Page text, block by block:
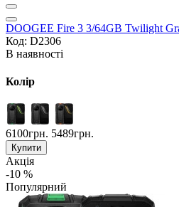
DOOGEE Fire 3 3/64GB Twilight
Код: D2306
В наявності
Колір
6100грн. 5489грн.
Купити
Акція
-10 %
Популярний